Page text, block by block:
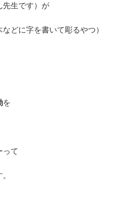
先生です）が
どに字を書いて彫るやつ）
を
って